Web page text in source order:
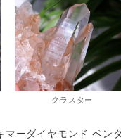
クラスター
マーダイヤモンド ペン